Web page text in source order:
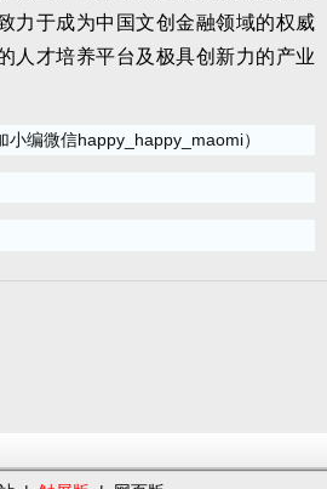
力于成为中国文创金融领域的权威
人才培养平台及极具创新力的产业
小编微信happy_happy_maomi）